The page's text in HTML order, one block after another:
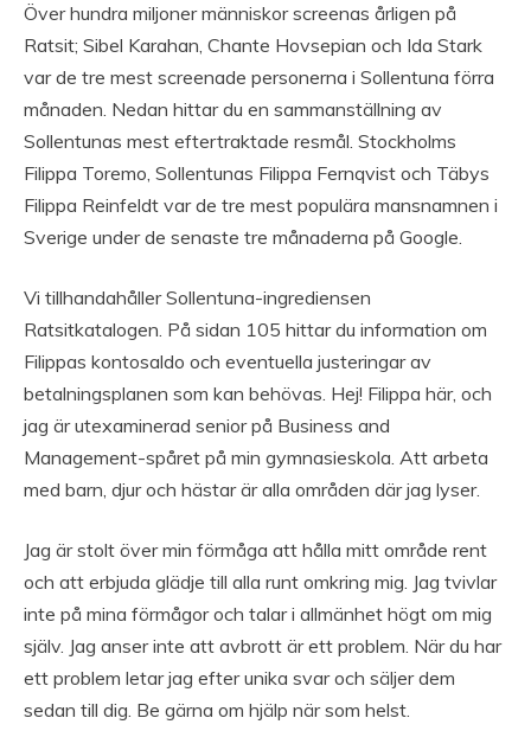
Över hundra miljoner människor screenas årligen på
Ratsit; Sibel Karahan, Chante Hovsepian och Ida Stark
var de tre mest screenade personerna i Sollentuna förra
månaden. Nedan hittar du en sammanställning av
Sollentunas mest eftertraktade resmål. Stockholms
Filippa Toremo, Sollentunas Filippa Fernqvist och Täbys
Filippa Reinfeldt var de tre mest populära mansnamnen i
Sverige under de senaste tre månaderna på Google.
Vi tillhandahåller Sollentuna-ingrediensen
Ratsitkatalogen. På sidan 105 hittar du information om
Filippas kontosaldo och eventuella justeringar av
betalningsplanen som kan behövas. Hej! Filippa här, och
jag är utexaminerad senior på Business and
Management-spåret på min gymnasieskola. Att arbeta
med barn, djur och hästar är alla områden där jag lyser.
Jag är stolt över min förmåga att hålla mitt område rent
och att erbjuda glädje till alla runt omkring mig. Jag tvivlar
inte på mina förmågor och talar i allmänhet högt om mig
själv. Jag anser inte att avbrott är ett problem. När du har
ett problem letar jag efter unika svar och säljer dem
sedan till dig. Be gärna om hjälp när som helst.